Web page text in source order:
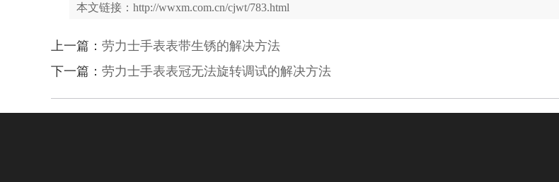
本文链接：http://wwxm.com.cn/cjwt/783.html
上一篇： 劳力士手表表带生锈的解决方法
下一篇： 劳力士手表表冠无法旋转调试的解决方法